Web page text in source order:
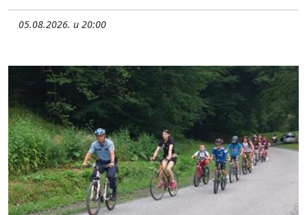
05.08.2026. u 20:00